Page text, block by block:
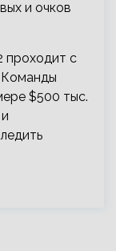
и очков
проходит с
Команды
$500 тыс.